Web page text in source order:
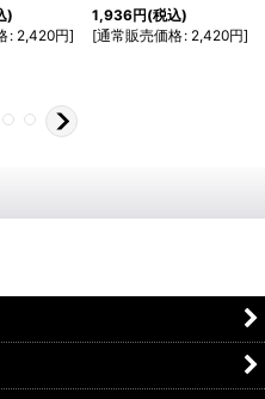
)
: 2,420円]
1,936円(税込)
[通常販売価格: 2,420円]